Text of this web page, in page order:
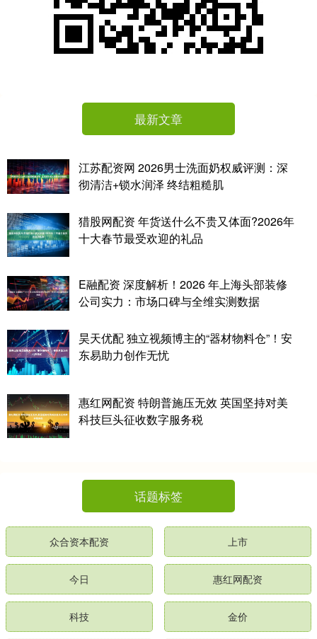
最新文章
江苏配资网 2026男士洗面奶权威评测：深
彻清洁+锁水润泽 终结粗糙肌
猎股网配资 年货送什么不贵又体面?2026年
十大春节最受欢迎的礼品
E融配资 深度解析！2026 年上海头部装修
公司实力：市场口碑与全维实测数据
昊天优配 独立视频博主的“器材物料仓”！安
东易助力创作无忧
惠红网配资 特朗普施压无效 英国坚持对美
科技巨头征收数字服务税
话题标签
众合资本配资 上市
今日 惠红网配资
科技 金价